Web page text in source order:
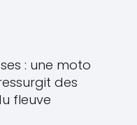
: une moto
des
fleuve